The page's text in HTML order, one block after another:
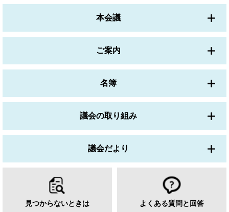
本会議
ご案内
名簿
議会の取り組み
議会だより
見つからないときは よくある質問と回答